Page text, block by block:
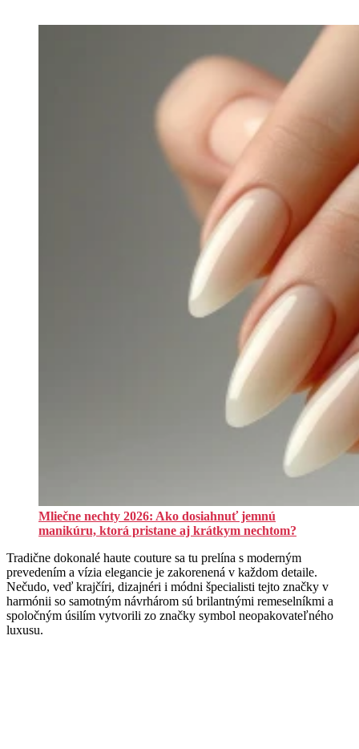
Mliečne nechty 2026: Ako dosiahnuť jemnú
manikúru, ktorá pristane aj krátkym nechtom?
Tradične dokonalé haute couture sa tu prelína s moderným
prevedením a vízia elegancie je zakorenená v každom detaile.
Nečudo, veď krajčíri, dizajnéri i módni špecialisti tejto značky v
harmónii so samotným návrhárom sú brilantnými remeselníkmi a
spoločným úsilím vytvorili zo značky symbol neopakovateľného
luxusu.